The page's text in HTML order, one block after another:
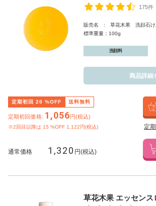
175件
販売名 : 草花木果 洗顔石け
標準重量：100g
洗顔料
商品詳細
定期初回 20 %OFF 送料無料
定期初回価格: 1,056円(税込)
※2回目以降は 15 %OFF 1,122円(税込) 定
通常価格 1,320 円(税込)
草花木果 エッセンス